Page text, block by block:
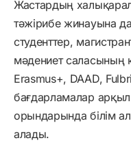
Жастардың
тәжірибе жинауына
студенттер,
мәдениет саласының
Erasmus+, DAAD,
бағдарламалар
орындарында білім
алады.